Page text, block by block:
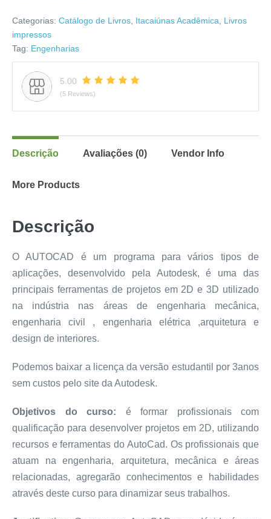
Categorias: Catálogo de Livros, Itacaiúnas Acadêmica, Livros
impressos
Tag: Engenharias
5.00
(5 Reviews)
Descrição Avaliações (0) Vendor Info
More Products
Descrição
O AUTOCAD é um programa para vários tipos de
aplicações, desenvolvido pela Autodesk, é uma das
principais ferramentas de projetos em 2D e 3D utilizado
na indústria nas áreas de engenharia mecânica,
engenharia civil , engenharia elétrica ,arquitetura e
design de interiores.
Podemos baixar a licença da versão estudantil por 3anos
sem custos pelo site da Autodesk.
Objetivos do curso: é formar profissionais com
qualificação para desenvolver projetos em 2D, utilizando
recursos e ferramentas do AutoCad. Os profissionais que
atuam na engenharia, arquitetura, mecânica e áreas
relacionadas, agregarão conhecimentos e habilidades
através deste curso para dinamizar seus trabalhos.